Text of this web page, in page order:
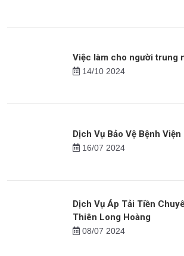
Việc làm cho người trung
14/10 2024
Dịch Vụ Bảo Vệ Bệnh
16/07 2024
Dịch Vụ Áp Tải Tiền
Thiên Long Hoàng
08/07 2024